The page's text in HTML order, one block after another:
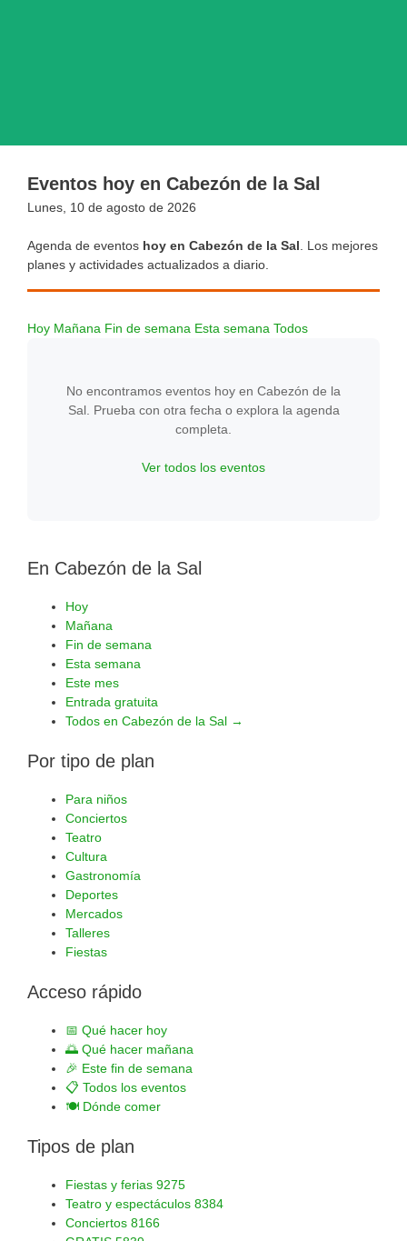
Eventos hoy en Cabezón de la Sal
Lunes, 10 de agosto de 2026
Agenda de eventos hoy en Cabezón de la Sal . Los mejores
planes y actividades actualizados a diario.
Hoy Mañana Fin de semana Esta semana Todos
No encontramos eventos hoy en Cabezón de la
Sal. Prueba con otra fecha o explora la agenda
completa.
Ver todos los eventos
En Cabezón de la Sal
Hoy
Mañana
Fin de semana
Esta semana
Este mes
Entrada gratuita
Todos en Cabezón de la Sal →
Por tipo de plan
Para niños
Conciertos
Teatro
Cultura
Gastronomía
Deportes
Mercados
Talleres
Fiestas
Acceso rápido
📅 Qué hacer hoy
🌅 Qué hacer mañana
🎉 Este fin de semana
📋 Todos los eventos
🍽️ Dónde comer
Tipos de plan
Fiestas y ferias 9275
Teatro y espectáculos 8384
Conciertos 8166